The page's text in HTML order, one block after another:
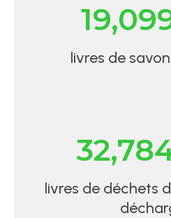
livres de
livres de déchets